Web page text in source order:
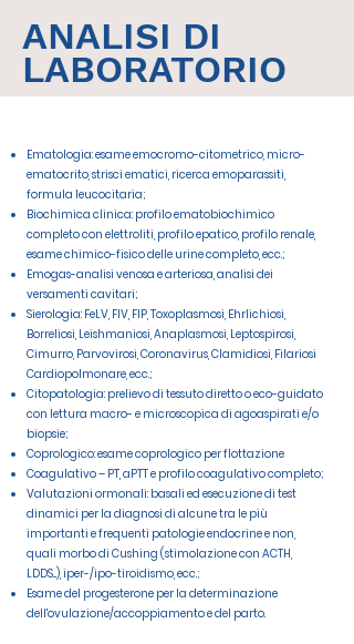
ANALISI DI
LABORATORIO
Ematologia: esame emocromo-citometrico, micro-
ematocrito, strisci ematici, ricerca emoparassiti,
formula leucocitaria;
Biochimica clinica: profilo ematobiochimico
completo con elettroliti, profilo epatico, profilo renale,
esame chimico-fisico delle urine completo, ecc.;
Emogas-analisi venosa e arteriosa, analisi dei
versamenti cavitari;
Sierologia: FeLV, FIV, FIP, Toxoplasmosi, Ehrlichiosi,
Borreliosi, Leishmaniosi, Anaplasmosi, Leptospirosi,
Cimurro, Parvovirosi, Coronavirus, Clamidiosi, Filariosi
Cardiopolmonare, ecc.;
Citopatologia: prelievo di tessuto diretto o eco-guidato
con lettura macro- e microscopica di agoaspirati e/o
biopsie;
Coprologico: esame coprologico per flottazione
Coagulativo – PT, aPTT e profilo coagulativo completo;
Valutazioni ormonali: basali ed esecuzione di test
dinamici per la diagnosi di alcune tra le più
importanti e frequenti patologie endocrine e non,
quali morbo di Cushing (stimolazione con ACTH,
LDDS...), iper-/ipo-tiroidismo, ecc.;
Esame del progesterone per la determinazione
dell'ovulazione/accoppiamento e del parto.